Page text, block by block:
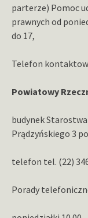
parterze) Pomoc
prawnych od
do 17,
Telefon
Powiatowy
budynek
Prądzyńskiego 3
telefon tel. (22)
Porady